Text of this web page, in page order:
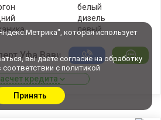
которая использует
вы даетесогласие на обработку
с политикой
Принять
белый
дизель
левый
Уфа Вавилово
кредита